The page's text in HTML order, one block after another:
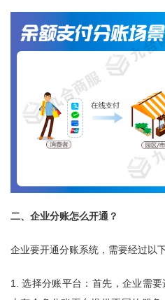
二、企业分账怎么开通？
企业要开通分账系统，需要经过以
1. 选择分账平台：首先，企业需